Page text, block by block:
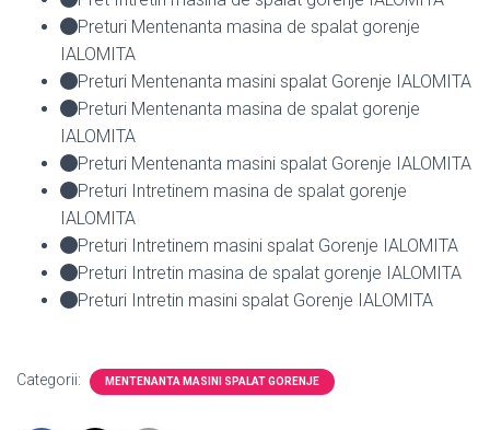
Preturi Mentenanta masina de spalat gorenje
IALOMITA
Preturi Mentenanta masini spalat Gorenje IALOMITA
Preturi Mentenanta masina de spalat gorenje
IALOMITA
Preturi Mentenanta masini spalat Gorenje IALOMITA
Preturi Intretinem masina de spalat gorenje
IALOMITA
Preturi Intretinem masini spalat Gorenje IALOMITA
Preturi Intretin masina de spalat gorenje IALOMITA
Preturi Intretin masini spalat Gorenje IALOMITA
Categorii: MENTENANTA MASINI SPALAT GORENJE